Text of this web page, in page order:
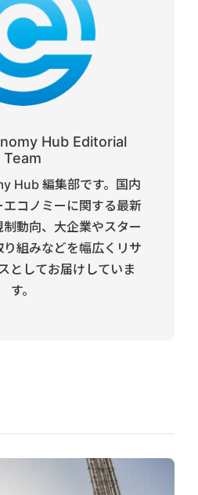
Hub Editorial
Team
Hub 編集部です。国内
コノミーに関する最新
動向、大企業やスター
り組みなどを幅広くリサ
としてお届けしていま
す。